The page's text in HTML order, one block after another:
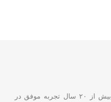
سازمان مهاجرتی VISA2020 با بیش از ۲۰ سال تجربه موفق در